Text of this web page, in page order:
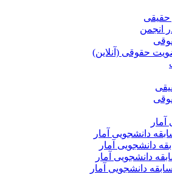
حقیقی
انجمن
حقوقی (آنلاین)
دانشجویی آمار
دانشجویی آمار
دانشجویی آمار
دانشجویی آمار